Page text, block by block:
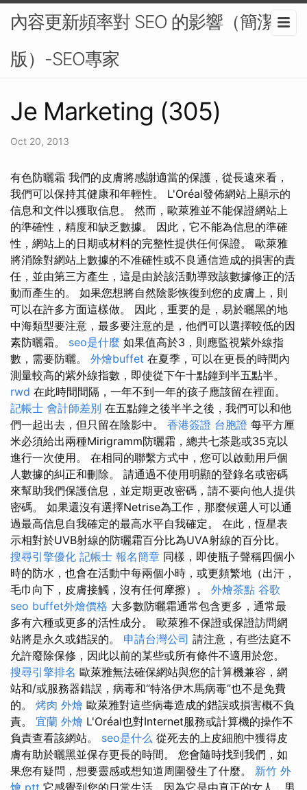
內容更新頻率對 SEO 的影響（簡潔
版）-SEO專家
Je Marketing (305)
Oct 20, 2013
有色防曬霜 我們的皮膚將感謝適當的保護，從長遠來看，
我們可以保持其健康和年輕性。 L'Oréal發佈網站上顯示的
信息和文件以獲取信息。 然而，歐萊雅並不能保證網站上
的準確性，精度和缺乏數據。 因此，它不能為信息的準確
性，網站上的日期或材料的完整性提供任何保證。 歐萊雅
將消除對網站上數據的不准確性或不良通信造成的損害的責
任，並由第三方產生，這是由於該活動導致該數據修正的活
動而產生的。 如果您想將自然陰影恢復到您的皮膚上，則
可以在許多方面這樣做。 因此，重要的是，易於曬黑的地
中海類型要注意，最多要注意的是，他們可以選擇較低的因
素防曬霜。 seo是什麼 如果值高於3，則應監視紫外線指
數，需要防曬。 外燴buffet 在夏季，可以在更長的時間內
測量較高的紫外線指數，即使從下午十點鐘到半五點半。
rwd 在此時間間隔，一年不到一年的孩子應該留在裡面。
記帳士 會計師差別 在五點鐘之後半半之後，我們可以和他
們一起出去，但只留在陰影中。 香港簽證 台胞證 每平方厘
米必須給出兩種Mirigramm防曬霜，總共七茶匙或35克以
進行一次使用。 在相同的聯繫方式中，您可以啟動用戶個
人數據的糾正和刪除。 請通過不使用明顯的登錄名或密碼
來幫助我們保護信息，並定期更改密碼，請不要向他人提供
密碼。 如果還沒有選擇Netrise為工作，那麼候選人可以通
過最高信息自我確定的最高水平自我確定。 在此，恆星表
示相對於UVB射線的防曬霜百分比為UVA射線的百分比。
搜尋引擎優化 記帳士 報名簡章 同樣，即使瓶子聲稱四個小
時的防水，也會在活動中每兩個小時，或更頻繁地（出汗，
毛巾向下，皮膚接觸，沒有任何摩擦）。 外燴茶點 谷歌
seo buffet外燴價格 大多數防曬霜通常包含更多，通常最
多有六種或更多的活性成分。 歐萊雅不保證或保證訪問網
站將是永久或錯誤的。 申請台灣公司 請注意，有些法庭不
允許廢除保修，因此以前的某些或所有條件不適用於您。
搜尋引擎排名 歐萊雅無法確保網站與您的計算機兼容，網
站和/或服務器錯誤，病毒和“特洛伊木馬病毒”也不是免費
的。 烤肉 外燴 歐萊雅對這些病毒造成的錯誤或損害概不負
責。 宜蘭 外燴 L'Oréal也對Internet服務或計算機的操作不
負責查看該網站。 seo是什么 從死去的上皮細胞中獲得皮
膚有助於曬黑並保存更長的時間。 您會隨時找到我們，如
果您有疑問，想要靈感或想知道周圍發生了什麼。 新竹 外
燴 ptt 它感覺到您的日常生活，因為它是由真正的女人，男